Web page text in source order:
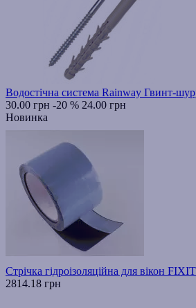
Водостічна система Rainway Гвинт-
30.00 грн -20 % 24.00 грн
Новинка
Стрічка гідроізоляційна для вікон
2814.18 грн